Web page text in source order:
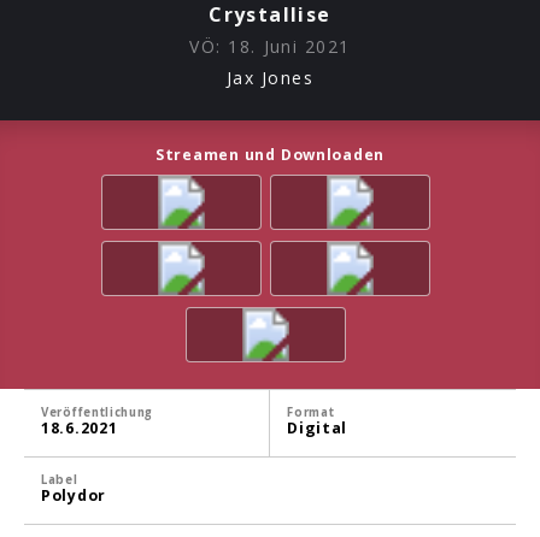
Crystallise
VÖ: 18. Juni 2021
Jax Jones
Streamen und Downloaden
Veröffentlichung
18.6.2021
Format
Digital
Label
Polydor